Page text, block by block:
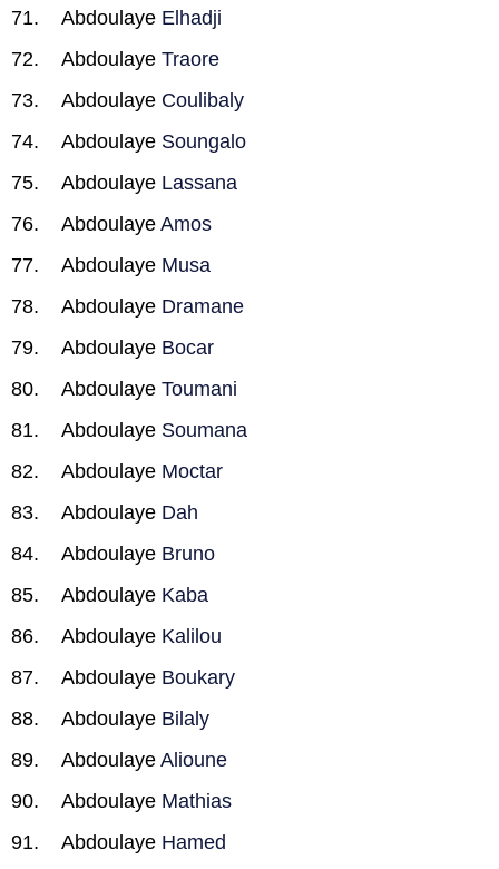
Abdoulaye Elhadji
Abdoulaye Traore
Abdoulaye Coulibaly
Abdoulaye Soungalo
Abdoulaye Lassana
Abdoulaye Amos
Abdoulaye Musa
Abdoulaye Dramane
Abdoulaye Bocar
Abdoulaye Toumani
Abdoulaye Soumana
Abdoulaye Moctar
Abdoulaye Dah
Abdoulaye Bruno
Abdoulaye Kaba
Abdoulaye Kalilou
Abdoulaye Boukary
Abdoulaye Bilaly
Abdoulaye Alioune
Abdoulaye Mathias
Abdoulaye Hamed